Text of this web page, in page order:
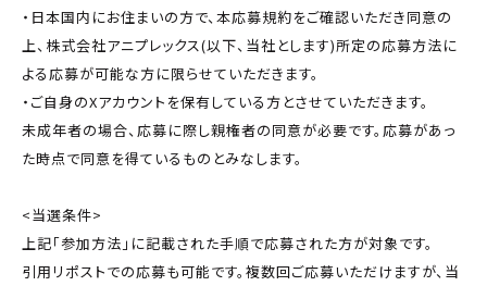
・日本国内にお住まいの方で、本応募規約をご確認いただき同意の
上、株式会社アニプレックス(以下、当社とします)所定の応募方法に
よる応募が可能な方に限らせていただきます。
・ご自身のXアカウントを保有している方とさせていただきます。
未成年者の場合、応募に際し親権者の同意が必要です。応募があっ
た時点で同意を得ているものとみなします。
<当選条件>
上記「参加方法」に記載された手順で応募された方が対象です。
引用リポストでの応募も可能です。複数回ご応募いただけますが、当